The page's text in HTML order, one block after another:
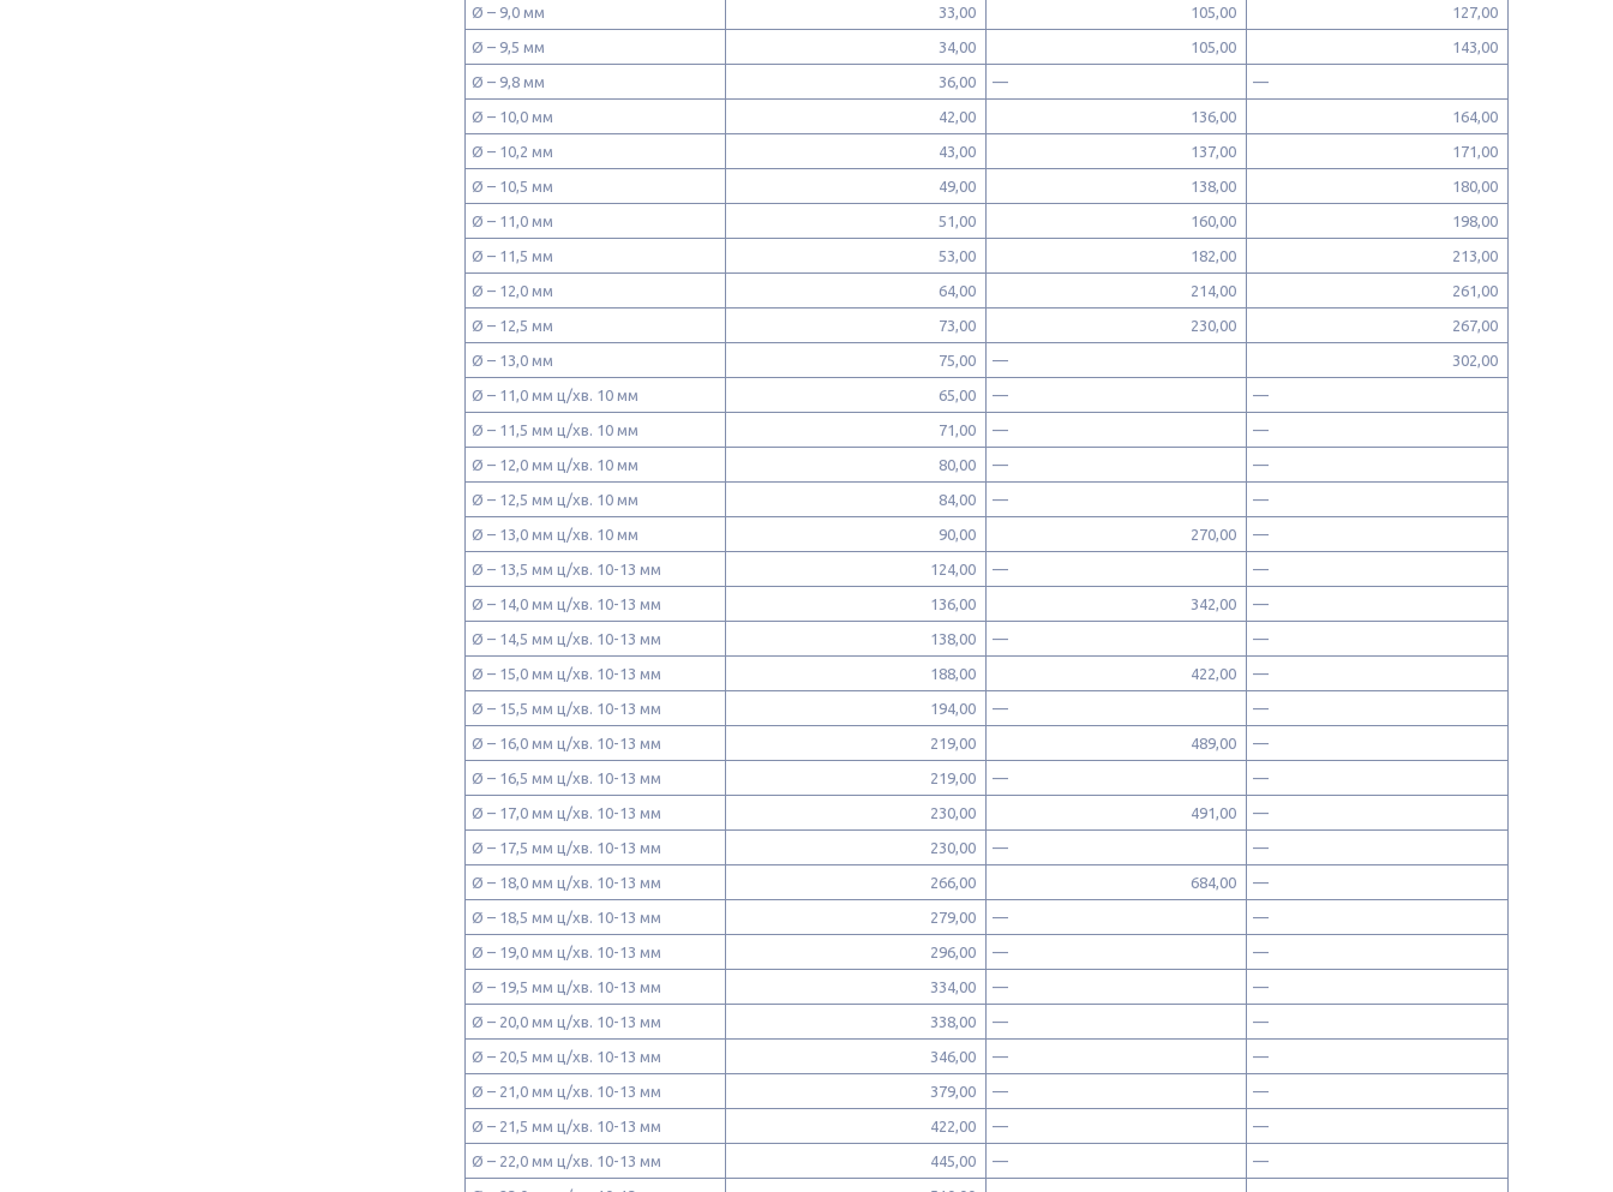
Ø – 9,0 мм 33,00 105,00 127,00
Ø – 9,5 мм 34,00 105,00 143,00
Ø – 9,8 мм 36,00 — —
Ø – 10,0 мм 42,00 136,00 164,00
Ø – 10,2 мм 43,00 137,00 171,00
Ø – 10,5 мм 49,00 138,00 180,00
Ø – 11,0 мм 51,00 160,00 198,00
Ø – 11,5 мм 53,00 182,00 213,00
Ø – 12,0 мм 64,00 214,00 261,00
Ø – 12,5 мм 73,00 230,00 267,00
Ø – 13,0 мм 75,00 — 302,00
Ø – 11,0 мм ц/хв. 10 мм 65,00 — —
Ø – 11,5 мм ц/хв. 10 мм 71,00 — —
Ø – 12,0 мм ц/хв. 10 мм 80,00 — —
Ø – 12,5 мм ц/хв. 10 мм 84,00 — —
Ø – 13,0 мм ц/хв. 10 мм 90,00 270,00 —
Ø – 13,5 мм ц/хв. 10-13 мм 124,00 — —
Ø – 14,0 мм ц/хв. 10-13 мм 136,00 342,00 —
Ø – 14,5 мм ц/хв. 10-13 мм 138,00 — —
Ø – 15,0 мм ц/хв. 10-13 мм 188,00 422,00 —
Ø – 15,5 мм ц/хв. 10-13 мм 194,00 — —
Ø – 16,0 мм ц/хв. 10-13 мм 219,00 489,00 —
Ø – 16,5 мм ц/хв. 10-13 мм 219,00 — —
Ø – 17,0 мм ц/хв. 10-13 мм 230,00 491,00 —
Ø – 17,5 мм ц/хв. 10-13 мм 230,00 — —
Ø – 18,0 мм ц/хв. 10-13 мм 266,00 684,00 —
Ø – 18,5 мм ц/хв. 10-13 мм 279,00 — —
Ø – 19,0 мм ц/хв. 10-13 мм 296,00 — —
Ø – 19,5 мм ц/хв. 10-13 мм 334,00 — —
Ø – 20,0 мм ц/хв. 10-13 мм 338,00 — —
Ø – 20,5 мм ц/хв. 10-13 мм 346,00 — —
Ø – 21,0 мм ц/хв. 10-13 мм 379,00 — —
Ø – 21,5 мм ц/хв. 10-13 мм 422,00 — —
Ø – 22,0 мм ц/хв. 10-13 мм 445,00 — —